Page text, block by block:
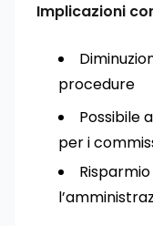
Implicazioni
procedure
Possibile
per i